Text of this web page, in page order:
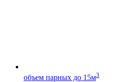
объем парных до 15м3